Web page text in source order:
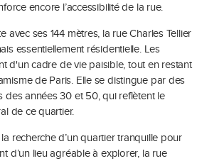
encore l’accessibilité de la rue.
avec ses 144 mètres, la rue Charles Tellier
essentiellement résidentielle. Les
d'un cadre de vie paisible, tout en restant
de Paris. Elle se distingue par des
des années 30 et 50, qui reflètent le
de ce quartier.
recherche d’un quartier tranquille pour
d’un lieu agréable à explorer, la rue